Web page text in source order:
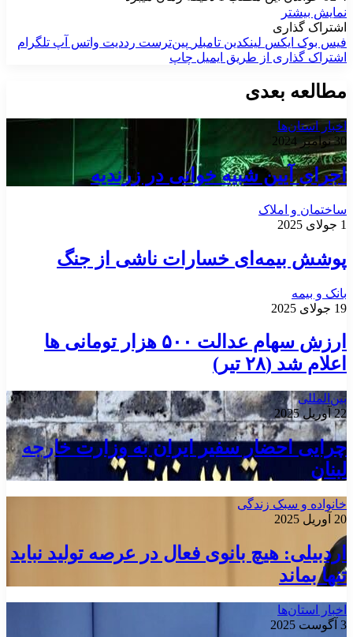
نمایش بیشتر
اشتراک گذاری
فیس بوک ایکس لینکدین ‫تامبلر ‫پین‌ترست ‫رددیت واتس آپ تلگرام
اشتراک گذاری از طریق ایمیل چاپ
مطالعه بعدی
اخبار استان‌ها
30 نوامبر 2024
اجرای آیین شبیه خوانی در زرندیه
ساختمان و املاک
1 جولای 2025
پوشش بیمه‌ای خسارات ناشی از جنگ
بانک و بیمه
19 جولای 2025
ارزش سهام عدالت ۵۰۰ هزار تومانی ها
اعلام شد (۲۸ تیر)
بین‌المللی
22 آوریل 2025
چرایی احضار سفیر ایران به وزارت خارجه
لبنان
خانواده و سبک زندگی
20 آوریل 2025
اردبیلی: هیچ بانوی فعال در عرصه تولید نباید
تنها بماند
اخبار استان‌ها
3 آگوست 2025